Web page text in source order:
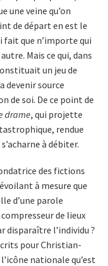
une veine qu’on
de départ en est le
que n’importe qui
Mais ce qui, dans
un jeu de
devenir source
de soi. De ce point de
drame, qui projette
rendue
s’acharne à débiter.
des fictions
à mesure que
d’une parole
de lieux
disparaître l’individu ?
pour Christian-
nationale qu’est